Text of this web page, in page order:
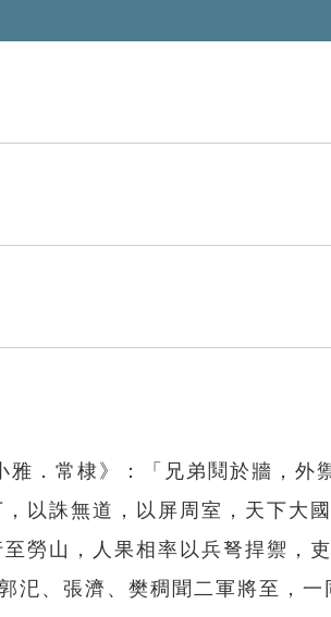
．常棣》：「兄弟鬩於牆，外
以誅無道，以屏周室，天下大
勞山，人果相率以兵弩捍禦，
汜、張濟、樊稠聞二軍將至，一